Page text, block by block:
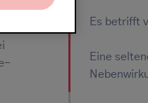
Es betrifft
Eine